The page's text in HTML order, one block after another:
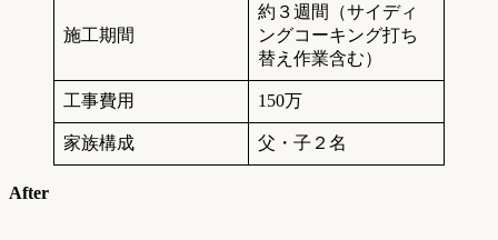
施工期間
約３週間（サイディ
ングコーキング打ち
替え作業含む）
工事費用 150万
家族構成 父・子２名
After